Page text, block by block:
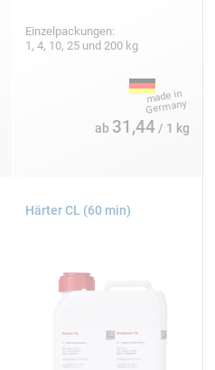
Einzelpackungen:
1, 4, 10, 25 und 200 kg
ab 31,44/ 1 kg
Härter CL (60 min)